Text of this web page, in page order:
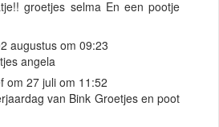
groetjes selma En een pootje
augustus om 09:23
angela
om 27 juli om 11:52
van Bink Groetjes en poot